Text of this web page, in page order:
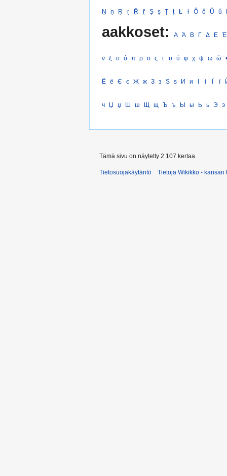
Ṇ ṇ Ṛ ṛ Ṝ ṝ Ṣ ṣ Ṭ ṭ Ł ł Ő ő Ű ű
aakkoset: Α Ά Β Γ Δ Ε Έ
ν ξ ο ό π ρ σ ς τ υ ύ φ χ ψ ω ώ •
Ё ё Є є Ж ж З з Ѕ ѕ И и І і Ї ї
ч Џ џ Ш ш Щ щ Ъ ъ Ы ы Ь ь Э э
Tämä sivu on näytetty 2 107 kertaa.
Tietosuojakäytäntö Tietoja Wikikko - kansan